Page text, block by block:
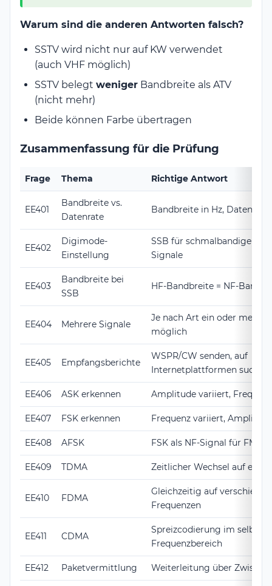
Warum sind die anderen Antworten falsch?
SSTV wird nicht nur auf KW verwendet
(auch VHF möglich)
SSTV belegt weniger Bandbreite als ATV
(nicht mehr)
Beide können Farbe übertragen
Zusammenfassung für die Prüfung
Frage Thema Richtige Antwort
EE401
Bandbreite vs.
Datenrate
Bandbreite in Hz,
EE402
Digimode-
Einstellung
SSB für schmalbandige
Signale
EE403
Bandbreite bei
SSB
HF-Bandbreite = NF-
EE404 Mehrere Signale
Je nach Art ein oder
möglich
EE405 Empfangsberichte
WSPR/CW senden, auf
Internetplattformen suchen
EE406 ASK erkennen Amplitude variiert,
EE407 FSK erkennen Frequenz variiert,
EE408 AFSK FSK als NF-Signal für FM-
EE409 TDMA Zeitlicher Wechsel auf einer
EE410 FDMA
Gleichzeitig auf
Frequenzen
EE411 CDMA
Spreizcodierung im selben
Frequenzbereich
EE412 Paketvermittlung Weiterleitung über